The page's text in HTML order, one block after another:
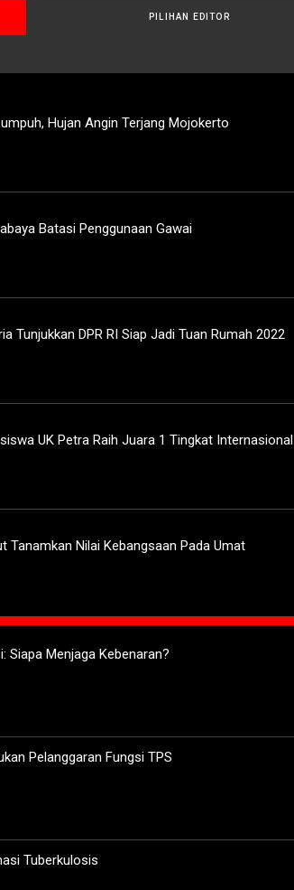
PILIHAN EDITOR
Hujan Angin Terjang Mojokerto
Batasi Penggunaan Gawai
Tunjukkan DPR RI Siap Jadi Tuan Rumah 2022
UK Petra Raih Juara 1 Tingkat Internasional
Tanamkan Nilai Kebangsaan Pada Umat
Siapa Menjaga Kebenaran?
Pelanggaran Fungsi TPS
Tuberkulosis